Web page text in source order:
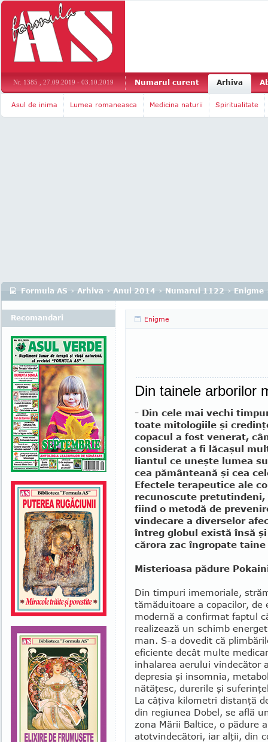
Nr. 1385 , 27.09.2019 - 03.10.2019 Numarul curent Arhiva
Asul de inima Lumea romaneasca Medicina naturii Spiritualitate
Formula AS › Arhiva › Anul 2014 › Numarul 1122 › Enigme
Enigme
Din tainele arborilor
- Din cele mai vechi
toate mitologiile şi
copacul a fost venerat,
considerat a fi lăcaşul
liantul ce uneşte lumea
cea pământeană şi cea
Efectele terapeutice ale
recunoscute
fiind o metodă de
vindecare a diverselor
întreg globul există însă
cărora zac îngropate
Misterioasa pădure
Din timpuri imemoriale,
tămăduitoare a copacilor, de
modernă a confirmat faptul
realizează un schimb
man. S-a dovedit că
eficiente decât multe
inhalarea aerului vin­decător
depresia şi insomnia,
nătă­ţesc, durerile şi
La câţiva kilometri dis­tanţă
din regiunea Dobel, se află
zona Mării Baltice, o pădure
atotvindecători, iar alţii, din
Recomandari